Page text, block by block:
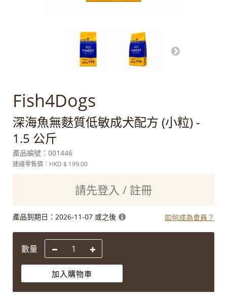
Fish4Dogs
深海魚無麩質低敏成犬配方 (小粒) -
1.5 公斤
產品編號： 001446
建議零售價：HKD $ 199.00
請先登入 / 註冊
產品到期日： 2026-11-07 或之後 如何成為會員？
數量
加入購物車